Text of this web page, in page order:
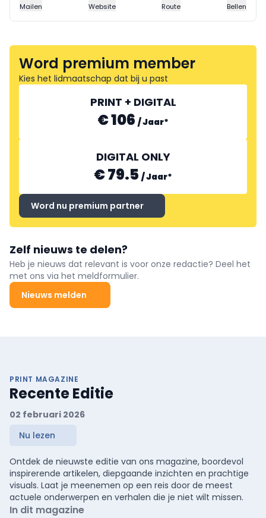
Mailen Website Route Bellen
Word premium member
Kies het lidmaatschap dat bij u past
PRINT + DIGITAL
€ 106 /Jaar*
DIGITAL ONLY
€ 79.5 /Jaar*
Word nu premium partner
Zelf nieuws te delen?
Heb je nieuws dat relevant is voor onze redactie? Deel het
met ons via het meldformulier.
Nieuws melden
PRINT MAGAZINE
Recente Editie
02 februari 2026
Nu lezen
Ontdek de nieuwste editie van ons magazine, boordevol
inspirerende artikelen, diepgaande inzichten en prachtige
visuals. Laat je meenemen op een reis door de meest
actuele onderwerpen en verhalen die je niet wilt missen.
In dit magazine